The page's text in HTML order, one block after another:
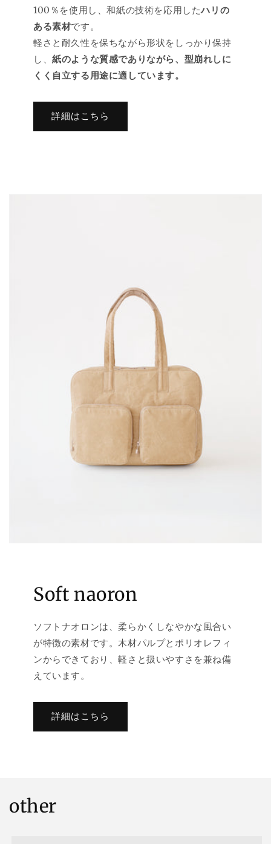
100％を使用し、和紙の技術を応用したハリの
ある素材です。
軽さと耐久性を保ちながら形状をしっかり保持
し、紙のような質感でありながら、型崩れしに
くく自立する用途に適しています。
詳細はこちら
Soft naoron
ソフトナオロンは、柔らかくしなやかな風合い
が特徴の素材です。木材パルプとポリオレフィ
ンからできており、軽さと扱いやすさを兼ね備
えています。
詳細はこちら
other